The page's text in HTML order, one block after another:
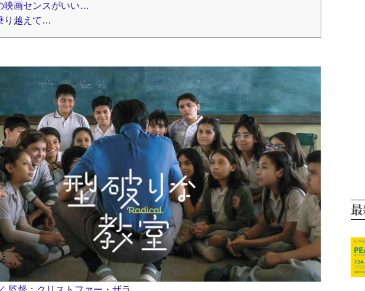
映画センスがいい…
り越えて…